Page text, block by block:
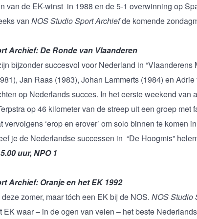
van de EK-winst in 1988 en de 5-1 overwinning op
van NOS Studio Sport Archiefde komende
Archief: De Ronde van Vlaanderen
bijzonder succesvol voor Nederland in “Vlaanderens
Jan Raas (1983), Johan Lammerts (1984) en
op Nederlands succes. In het eerste weekend van
op 46 kilometer van de streep uit een groep met
vervolgens ‘erop en erover’ om solo binnen te komen
je de Nederlandse successen in “De Hoogmis”
uur, NPO 1
Archief: Oranje en het EK 1992
zomer, maar tóch een EK bij de NOS. NOS Studio
EK waar – in de ogen van velen – het beste